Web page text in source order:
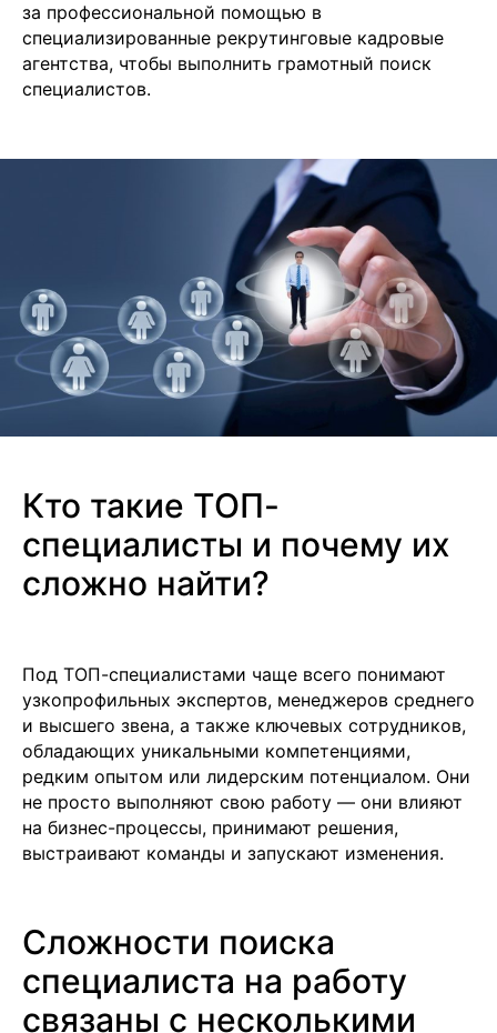
за профессиональной помощью в
специализированные рекрутинговые кадровые
агентства, чтобы выполнить грамотный поиск
специалистов.
Кто такие ТОП-
специалисты и почему их
сложно найти?
Под ТОП-специалистами чаще всего понимают
узкопрофильных экспертов, менеджеров среднего
и высшего звена, а также ключевых сотрудников,
обладающих уникальными компетенциями,
редким опытом или лидерским потенциалом. Они
не просто выполняют свою работу — они влияют
на бизнес-процессы, принимают решения,
выстраивают команды и запускают изменения.
Сложности поиска
специалиста на работу
связаны с несколькими